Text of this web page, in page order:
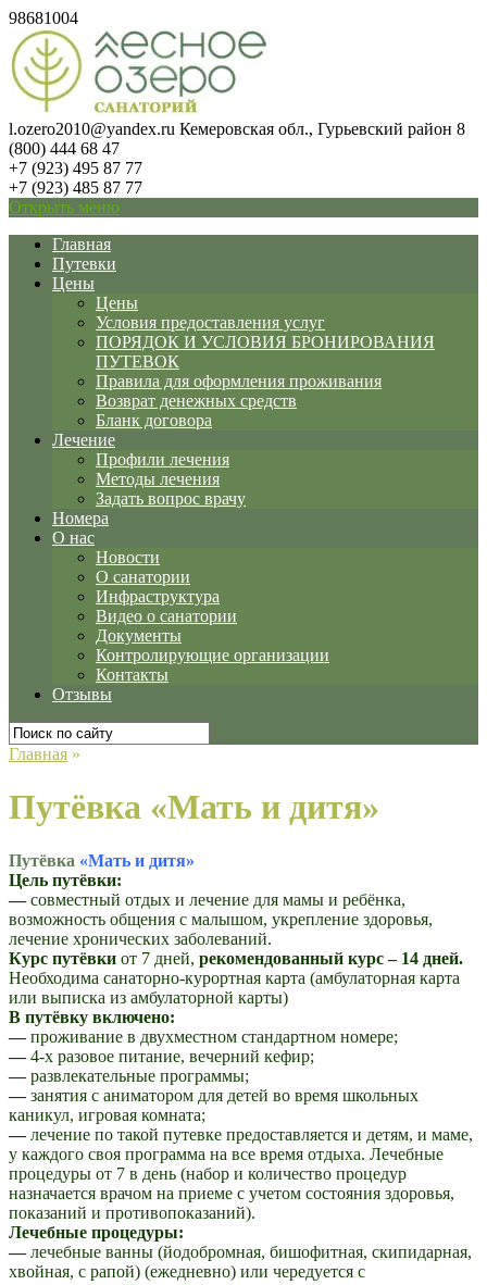
98681004
l.ozero2010@yandex.ru Кемеровская обл., Гурьевский район 8
(800) 444 68 47
+7 (923) 495 87 77
+7 (923) 485 87 77
Открыть меню
Главная
Путевки
Цены
Цены
Условия предоставления услуг
ПОРЯДОК И УСЛОВИЯ БРОНИРОВАНИЯ
ПУТЕВОК
Правила для оформления проживания
Возврат денежных средств
Бланк договора
Лечение
Профили лечения
Методы лечения
Задать вопрос врачу
Номера
О нас
Новости
О санатории
Инфраструктура
Видео о санатории
Документы
Контролирующие организации
Контакты
Отзывы
Главная »
Путёвка «Мать и дитя»
Путёвка «Мать и дитя»
Цель путёвки:
—совместный отдых и лечение для мамы и ребёнка,
возможность общения с малышом, укрепление здоровья,
лечение хронических заболеваний.
Курс путёвки от 7 дней, рекомендованный курс – 14 дней.
Необходима санаторно-курортная карта (амбулаторная карта
или выписка из амбулаторной карты)
В путёвку включено:
—проживание в двухместном стандартном номере;
—4-х разовое питание, вечерний кефир;
—развлекательные программы;
—занятия с аниматором для детей во время школьных
каникул, игровая комната;
—лечение по такой путевке предоставляется и детям, и маме,
у каждого своя программа на все время отдыха. Лечебные
процедуры от 7 в день (набор и количество процедур
назначается врачом на приеме с учетом состояния здоровья,
показаний и противопоказаний).
Лечебные процедуры:
—лечебные ванны (йодобромная, бишофитная, скипидарная,
хвойная, с рапой) (ежедневно) или чередуется с